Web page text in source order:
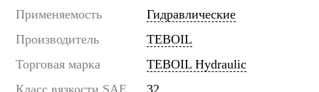
Применяемость
Гидравлические
Производитель
TEBOIL
Торговая марка
TEBOIL Hydraulic